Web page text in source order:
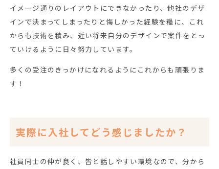
イメージ通りのレイアウトにできなかったり、他社のデザ
インで決まってしまったりと悔しかった経験を糧に、これ
からも技術を積み、近い将来自分のデザインで案件をとっ
ていけるように日々努力しています。
多くの受注のきっかけになれるようにこれからも頑張りま
す！
実際に入社してどう感じましたか？
社員同士の仲が良く、皆と話しやすい環境なので、分から